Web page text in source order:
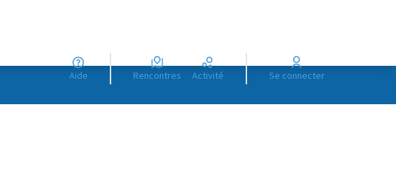
Aide Rencontres Activité Se connecter